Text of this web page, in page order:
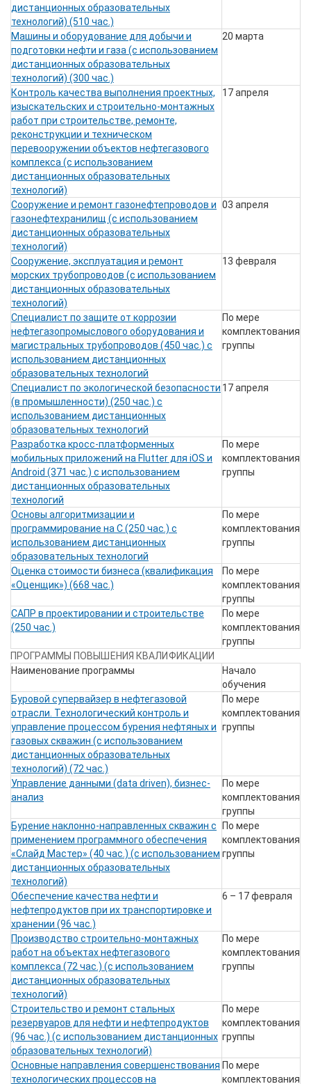
дистанционных образовательных
технологий) (510 час.)
Машины и оборудование для добычи и
подготовки нефти и газа (с использованием
дистанционных образовательных
технологий) (300 час.)
20 марта
Контроль качества выполнения проектных,
изыскательских и строительно-монтажных
работ при строительстве, ремонте,
реконструкции и техническом
перевооружении объектов нефтегазового
комплекса (с использованием
дистанционных образовательных
технологий)
17 апреля
Сооружение и ремонт газонефтепроводов и
газонефтехранилищ (с использованием
дистанционных образовательных
технологий)
03 апреля
Сооружение, эксплуатация и ремонт
морских трубопроводов (с использованием
дистанционных образовательных
технологий)
13 февраля
Специалист по защите от коррозии
нефтегазопромыслового оборудования и
магистральных трубопроводов (450 час.) с
использованием дистанционных
образовательных технологий
По мере
комплектования
группы
Специалист по экологической безопасности
(в промышленности) (250 час.) с
использованием дистанционных
образовательных технологий
17 апреля
Разработка кросс-платформенных
мобильных приложений на Flutter для iOS и
Android (371 час.) с использованием
дистанционных образовательных
технологий
По мере
комплектования
группы
Основы алгоритмизации и
программирование на С (250 час.) с
использованием дистанционных
образовательных технологий
По мере
комплектования
группы
Оценка стоимости бизнеса (квалификация
«Оценщик») (668 час.)
По мере
комплектования
группы
САПР в проектировании и строительстве
(250 час.)
По мере
комплектования
группы
ПРОГРАММЫ ПОВЫШЕНИЯ КВАЛИФИКАЦИИ
Наименование программы
Начало
обучения
Буровой супервайзер в нефтегазовой
отрасли. Технологический контроль и
управление процессом бурения нефтяных и
газовых скважин (с использованием
дистанционных образовательных
технологий) (72 час.)
По мере
комплектования
группы
Управление данными (data driven), бизнес-
анализ
По мере
комплектования
группы
Бурение наклонно-направленных скважин с
применением программного обеспечения
«Слайд Мастер» (40 час.) (с использованием
дистанционных образовательных
технологий)
По мере
комплектования
группы
Обеспечение качества нефти и
нефтепродуктов при их транспортировке и
хранении (96 час.)
6 – 17 февраля
Производство строительно-монтажных
работ на объектах нефтегазового
комплекса (72 час.) (с использованием
дистанционных образовательных
технологий)
По мере
комплектования
группы
Строительство и ремонт стальных
резервуаров для нефти и нефтепродуктов
(96 час.) (с использованием дистанционных
образовательных технологий)
По мере
комплектования
группы
Основные направления совершенствования
технологических процессов на
По мере
комплектования